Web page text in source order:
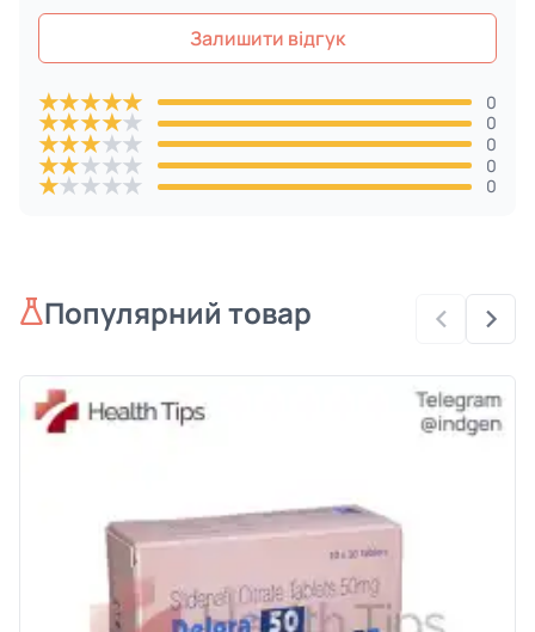
Залишити відгук
★★★★★ 0
★★★★★ 0
★★★★★ 0
★★★★★ 0
★★★★★ 0
Популярний товар